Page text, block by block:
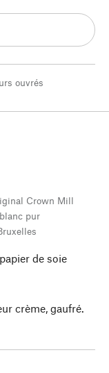
ouvrés
Crown Mill
pur
de soie
crème, gaufré.